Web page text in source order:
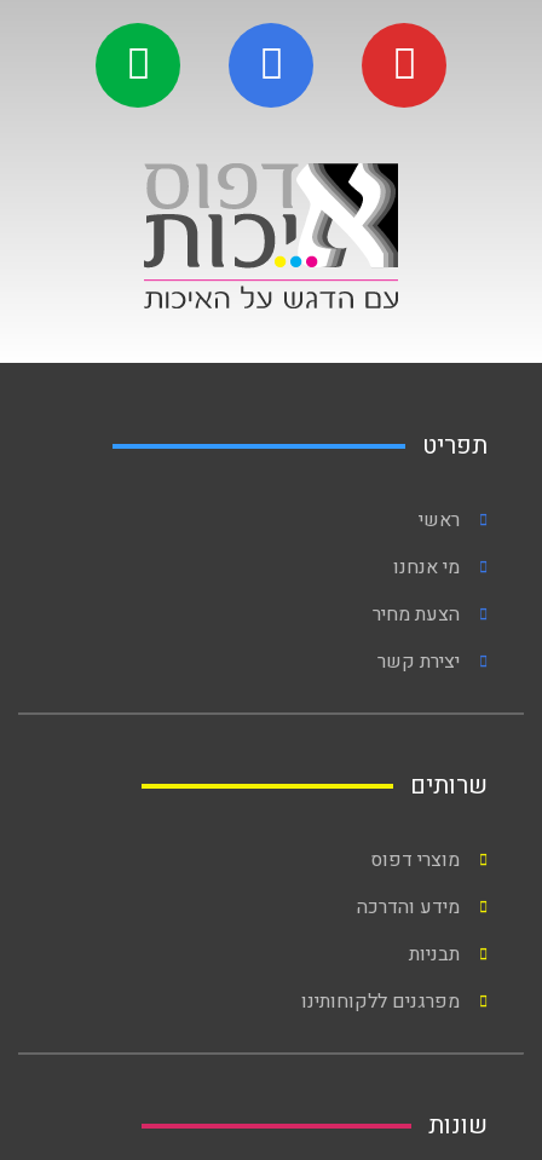
תפריט
ראשי
מי אנחנו
הצעת מחיר
יצירת קשר
שרותים
מוצרי דפוס
מידע והדרכה
תבניות
מפרגנים ללקוחותינו
שונות